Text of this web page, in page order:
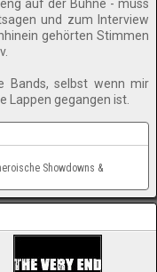
auf der Bühne - muss
und zum Interview
gehörten Stimmen
Bands, selbst wenn mir
Lappen gegangen ist.
Showdowns &